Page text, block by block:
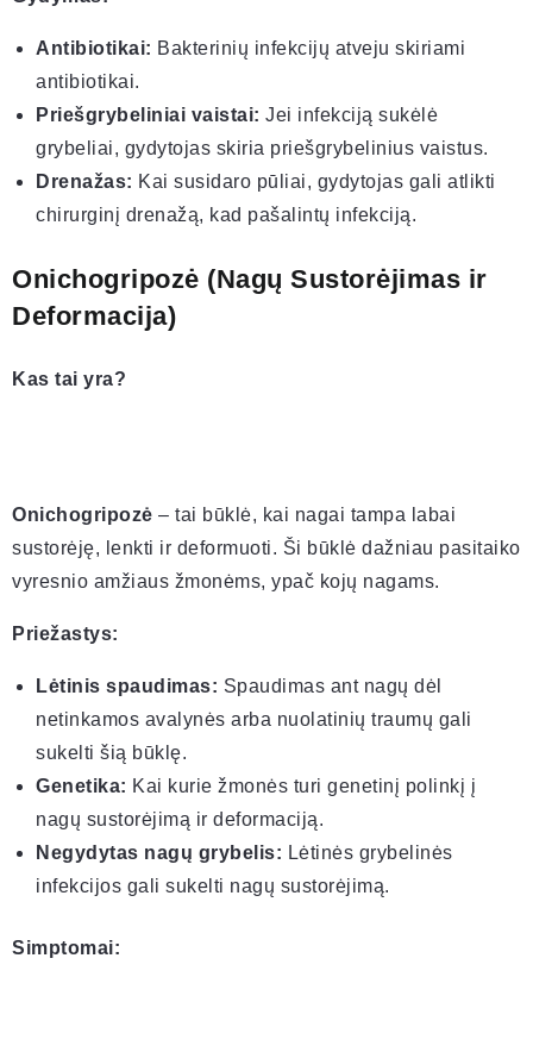
Antibiotikai: Bakterinių infekcijų atveju skiriami
antibiotikai.
Priešgrybeliniai vaistai: Jei infekciją sukėlė
grybeliai, gydytojas skiria priešgrybelinius vaistus.
Drenažas: Kai susidaro pūliai, gydytojas gali atlikti
chirurginį drenažą, kad pašalintų infekciją.
Onichogripozė (Nagų Sustorėjimas ir
Deformacija)
Kas tai yra?
Onichogripozė – tai būklė, kai nagai tampa labai
sustorėję, lenkti ir deformuoti. Ši būklė dažniau pasitaiko
vyresnio amžiaus žmonėms, ypač kojų nagams.
Priežastys:
Lėtinis spaudimas: Spaudimas ant nagų dėl
netinkamos avalynės arba nuolatinių traumų gali
sukelti šią būklę.
Genetika: Kai kurie žmonės turi genetinį polinkį į
nagų sustorėjimą ir deformaciją.
Negydytas nagų grybelis: Lėtinės grybelinės
infekcijos gali sukelti nagų sustorėjimą.
Simptomai: